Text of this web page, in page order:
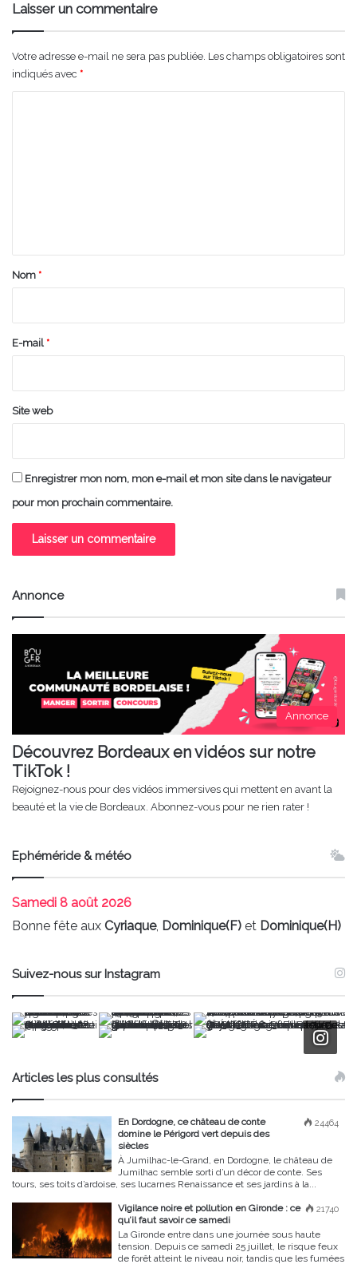
Laisser un commentaire
Votre adresse e-mail ne sera pas publiée. Les champs obligatoires sont
indiqués avec *
a
e
Nom *
E-mail *
Site web
Enregistrer mon nom, mon e-mail et mon site dans le navigateur
pour mon prochain commentaire.
Annonce
Annonce
Découvrez Bordeaux en vidéos sur notre
TikTok !
Rejoignez-nous pour des vidéos immersives qui mettent en avant la
beauté et la vie de Bordeaux. Abonnez-vous pour ne rien rater !
Ephéméride & météo
Samedi 8 août 2026
Bonne fête aux Cyriaque, Dominique(F) et Dominique(H)
Suivez-nous sur Instagram
Articles les plus consultés
24464
En Dordogne, ce château de conte
domine le Périgord vert depuis des
siècles
À Jumilhac-le-Grand, en Dordogne, le château de
Jumilhac semble sorti d’un décor de conte. Ses
tours, ses toits d’ardoise, ses lucarnes Renaissance et ses jardins à la...
21740
Vigilance noire et pollution en Gironde : ce
qu’il faut savoir ce samedi
La Gironde entre dans une journée sous haute
tension. Depuis ce samedi 25 juillet, le risque feux
de forêt atteint le niveau noir, tandis que les fumées